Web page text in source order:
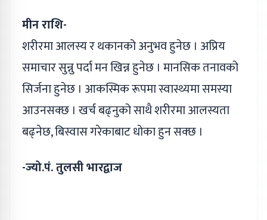
मीन राशि-
शरीरमा आलस्य र थकानको अनुभव हुनेछ । अप्रिय
समाचार सुन्नु पर्दा मन खिन्न हुनेछ । मानसिक तनावको
सिर्जना हुनेछ । आकस्मिक रूपमा स्वास्थ्यमा समस्या
आउनसक्छ । खर्च बढ्नुको साथै शरीरमा आलस्यता
बढ्‌नेछ, बिस्वास गरेकाबाट धोका हुन सक्छ ।
-ज्यो.पं. तुलसी भारद्वाज